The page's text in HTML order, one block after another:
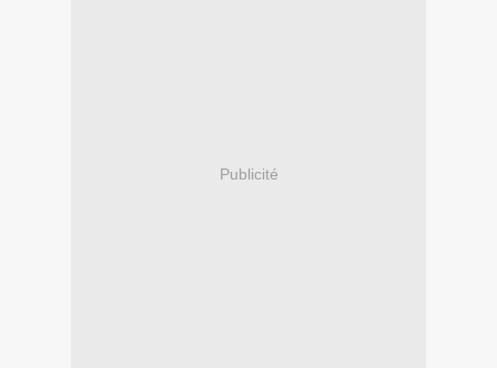
Publicité